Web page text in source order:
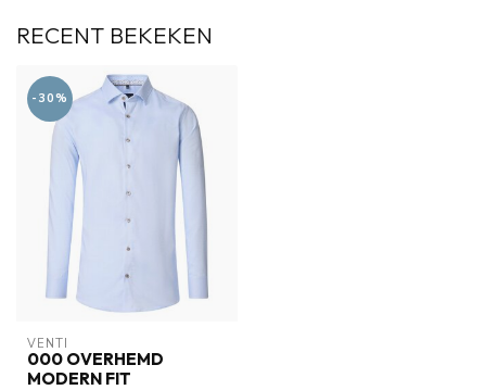
RECENT BEKEKEN
-30%
VENTI
000 OVERHEMD
MODERN FIT